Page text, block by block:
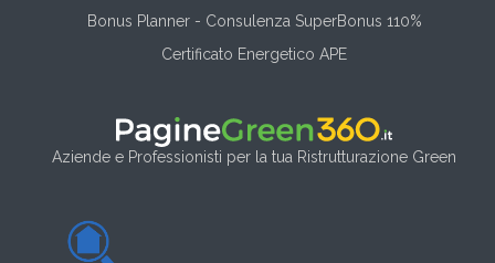
Bonus Planner - Consulenza SuperBonus 110%
Certificato Energetico APE
Aziende e Professionisti per la tua Ristrutturazione Green